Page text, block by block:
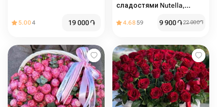
5.004 19 000֏
сладостями Nutella,
4.6859 9 900֏22 000֏